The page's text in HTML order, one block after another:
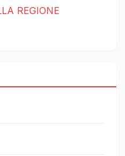
REGIONE